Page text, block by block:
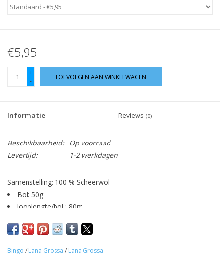
€5,95
+
-
TOEVOEGEN AAN WINKELWAGEN
Informatie Reviews (0)
Beschikbaarheid:
Op voorraad
Levertijd:
1-2 werkdagen
Samenstelling: 100 % Scheerwol
Bol: 50g
looplengte/bol : 80m
voor een trui in maat 38-40, heb je ongeveer 550-600 g
Bingo / Lana Grossa / Lana Grossa